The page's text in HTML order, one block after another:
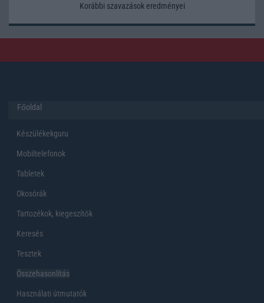
Korábbi szavazások eredményei
Főoldal
Készülékekguru
Mobiltelefonok
Tabletek
Okosórák
Tartozékok, kiegeszítők
Keresés
Tesztek
Összehasonlítás
Használati útmutatók